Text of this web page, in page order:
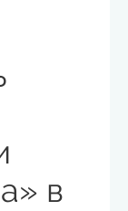
в